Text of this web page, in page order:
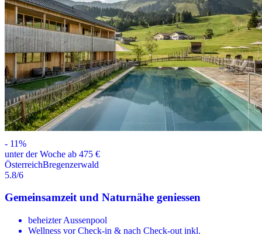
- 11%
unter der Woche ab 475 €
ÖsterreichBregenzerwald
5.8/6
Gemeinsamzeit und Naturnähe geniessen
beheizter Aussenpool
Wellness vor Check-in & nach Check-out inkl.